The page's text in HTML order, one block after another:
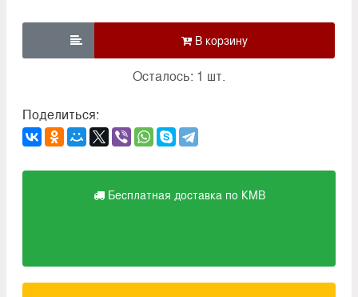

Осталось: 1 шт.
Поделиться:
Бесплатная доставка по КМВ